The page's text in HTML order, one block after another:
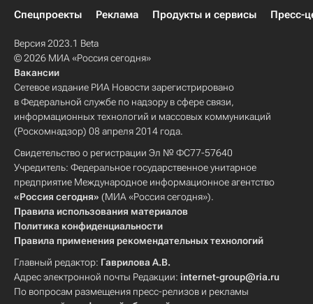
Спецпроекты
Реклама Продукты и сервисы Пресс-
Версия 2023.1 Beta
© 2026 МИА «Россия сегодня»
Вакансии
Сетевое издание РИА Новости зарегистрировано
в Федеральной службе по надзору в сфере связи,
информационных технологий и массовых коммуникаций
(Роскомнадзор) 08 апреля 2014 года.
Свидетельство о регистрации Эл № ФС77-57640
Учредитель: Федеральное государственное унитарное
предприятие Международное информационное агентство
«Россия сегодня» (МИА «Россия сегодня»).
Правила использования материалов
Политика конфиденциальности
Правила применения рекомендательных технологий
Главный редактор: Гаврилова А.В.
Адрес электронной почты Редакции: internet-group@ria.ru
По вопросам размещения пресс-релизов и рекламы